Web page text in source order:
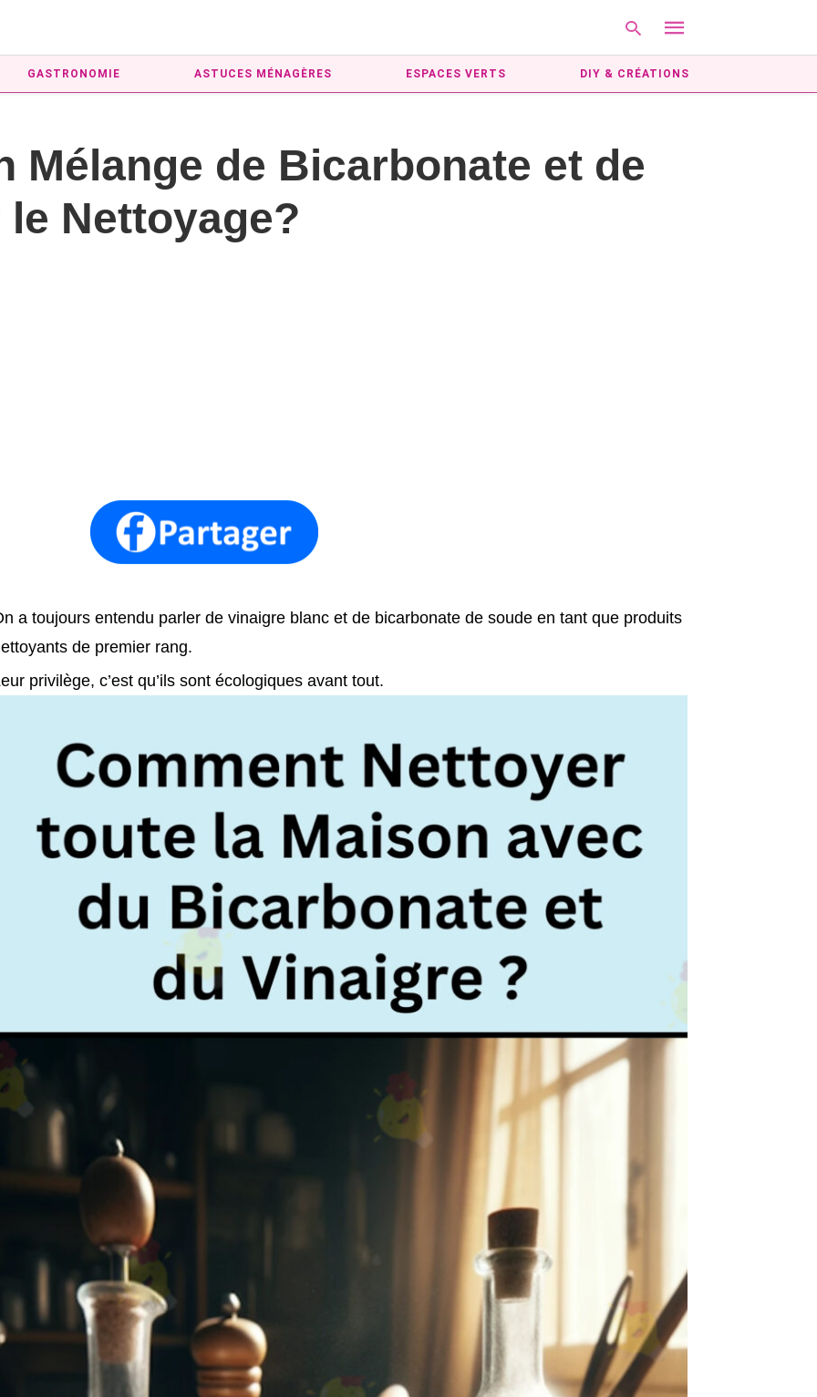
GASTRONOMIE ASTUCES MÉNAGÈRES ESPACES VERTS DIY & CRÉATIONS
Mélange de Bicarbonate et de
Nettoyage?
a toujours entendu parler de vinaigre blanc et de bicarbonate de soude en tant que produits
de premier rang.
privilège, c’est qu’ils sont écologiques avant tout.